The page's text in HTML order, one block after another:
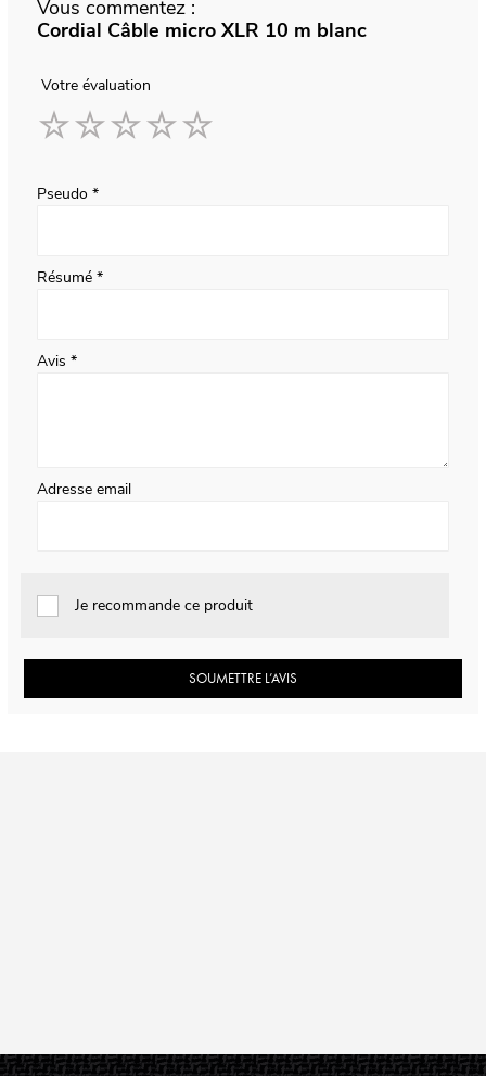
Vous commentez :
Cordial Câble micro XLR 10 m blanc
Votre évaluation
Pseudo
Résumé
Avis
Adresse email
Je recommande ce produit
SOUMETTRE L’AVIS